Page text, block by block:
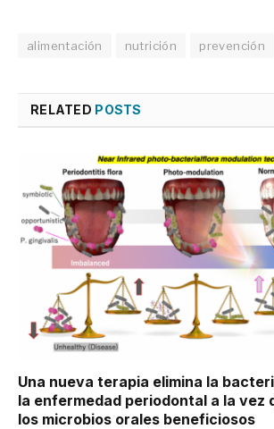
alimentación nutrición prevención
RELATED POSTS
Una nueva terapia elimina la
la enfermedad periodontal a la vez
los microbios orales beneficiosos